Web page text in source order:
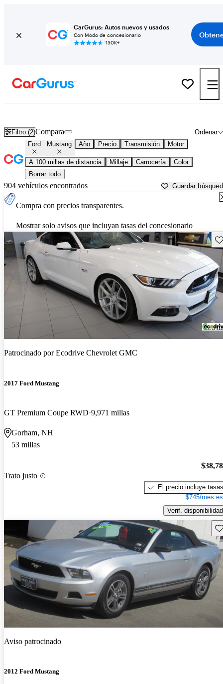
CarGurus: Autos nuevos y usados
Con Modo de concesionario
150K+
Filtro (2) Ordenar
Compara
Ford Mustang Año Precio Transmisión Motor
A 100 millas de distancia Millaje Carrocería
Color
Borrar todo
904 vehículos encontrados Guardar
Compra con precios transparentes.
Mostrar solo avisos que incluyan tasas del concesionario
Patrocinado porEcodrive Chevrolet GMC
2017 Ford Mustang
GT Premium Coupe RWD 9,971 millas
Gorham, NH
53 millas
Trato justo
El precio incluye tasas
$745/mes
Verif. disponibilidad
Aviso patrocinado
2012 Ford Mustang